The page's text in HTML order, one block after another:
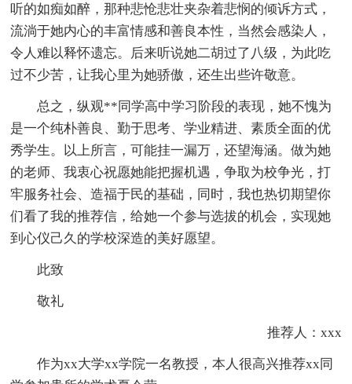
听的如痴如醉，那种悲怆悲壮夹杂着悲悯的倾诉方式，
流淌于她内心的丰富情感和善良本性，当然会感染人，
令人难以释怀遗忘。后来听说她二胡过了八级，为此吃
过不少苦，让我心里为她骄傲，还生出些许敬意。
总之，纵观**同学高中学习阶段的表现，她不愧为
是一个纯朴善良、勤于思考、学业精进、素质全面的优
秀学生。以上所言，可能挂一漏万，还望海涵。做为她
的老师、我衷心祝愿她能把握机遇，争取为校争光，打
牢服务社会、造福于民的基础，同时，我也热切期望你
们看了我的推荐信，给她一个参与选拔的机会，实现她
到心仪己久的学校深造的美好愿望。
此致
敬礼
推荐人：xxx
作为xx大学xx学院一名教授，本人很高兴推荐xx同